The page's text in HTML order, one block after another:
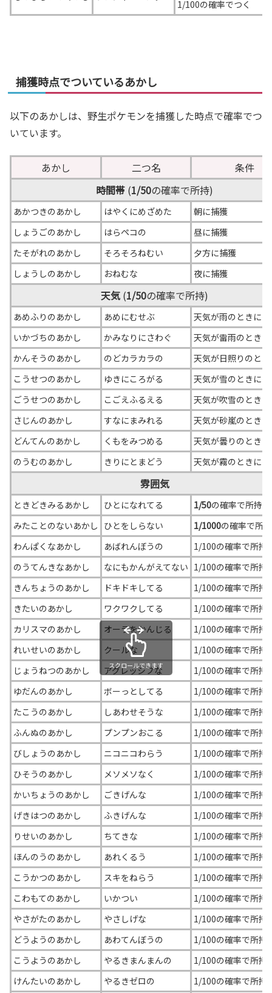
1/100の確率でつく
捕獲時点でついているあかし
以下のあかしは、野生ポケモンを捕獲した時点で確率でつ
いています。
あかし 二つ名
条件
時間帯 (1/50の確率で所持)
あかつきのあかし はやくにめざめた
朝に捕獲
しょうごのあかし
はらペコの
昼に捕獲
たそがれのあかし
そろそろねむい
夕方に捕獲
しょうしのあかし
おねむな 夜に捕獲
天気 (1/50の確率で所持)
あめふりのあかし あめにむせぶ
天気が雨のときに
いかづちのあかし
かみなりにさわぐ
天気が雷雨のとき
かんそうのあかし
のどカラカラの
天気が日照りのと
こうせつのあかし
ゆきにころがる
天気が雪のときに
ごうせつのあかし
こごえふるえる
天気が吹雪のとき
さじんのあかし
すなにまみれる
天気が砂嵐のとき
どんてんのあかし
くもをみつめる
天気が曇りのとき
のうむのあかし
きりにとまどう 天気が霧のときに
雰囲気
ときどきみるあかし ひとになれてる 1/50の確率で所持
みたことのないあかし ひとをしらない 1/1000の確率で所持
わんぱくなあかし
あばれんぼうの
1/100の確率で所持
のうてんきなあかし
なにもかんがえてない 1/100の確率で所持
きんちょうのあかし
ドキドキしてる
1/100の確率で所持
きたいのあかし
ワクワクしてる
1/100の確率で所持
カリスマのあかし
オーラをかんじる
1/100の確率で所持
れいせいのあかし
クールな
1/100の確率で所持
じょうねつのあかし
アグレッシブな
1/100の確率で所持
ゆだんのあかし
ボーっとしてる
1/100の確率で所持
たこうのあかし
しあわせそうな
1/100の確率で所持
ふんぬのあかし
プンプンおこる
1/100の確率で所持
びしょうのあかし
ニコニコわらう
1/100の確率で所持
ひそうのあかし
メソメソなく
1/100の確率で所持
かいちょうのあかし
ごきげんな
1/100の確率で所持
げきはつのあかし
ふきげんな
1/100の確率で所持
りせいのあかし
ちてきな
1/100の確率で所持
ほんのうのあかし
あれくるう
1/100の確率で所持
こうかつのあかし
スキをねらう
1/100の確率で所持
こわもてのあかし
いかつい
1/100の確率で所持
やさがたのあかし
やさしげな
1/100の確率で所持
どうようのあかし
あわてんぼうの
1/100の確率で所持
こうようのあかし
やるきまんまんの
1/100の確率で所持
けんたいのあかし
やるきゼロの
1/100の確率で所持
スクロールできます